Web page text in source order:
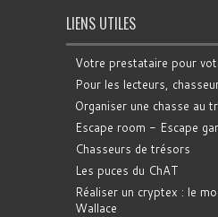
LIENS UTILES
Votre prestataire pour
Pour les lecteurs,
Organiser une chasse au
Escape room - Escape
Chasseurs de trésors
Les puces du ChAT
Réaliser un cryptex : le
Wallace